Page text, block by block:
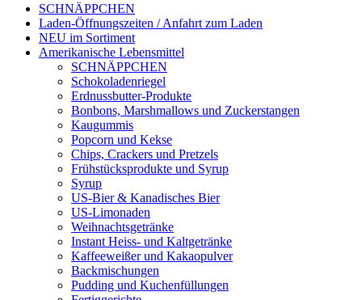
SCHNÄPPCHEN
Laden-Öffnungszeiten / Anfahrt zum Laden
NEU im Sortiment
Amerikanische Lebensmittel
SCHNÄPPCHEN
Schokoladenriegel
Erdnussbutter-Produkte
Bonbons, Marshmallows und Zuckerstangen
Kaugummis
Popcorn und Kekse
Chips, Crackers und Pretzels
Frühstücksprodukte und Syrup
Syrup
US-Bier & Kanadisches Bier
US-Limonaden
Weihnachtsgetränke
Instant Heiss- und Kaltgetränke
Kaffeeweißer und Kakaopulver
Backmischungen
Pudding und Kuchenfüllungen